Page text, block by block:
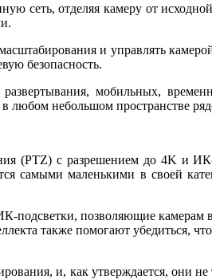
сеть, отделяя камеру от
и управлять
безопасность.
мобильных,
любом небольшом пространстве
(PTZ) с разрешением до 4K и
самыми маленькими в своей
подсветки, позволяющие камерам
также помогают убедиться,
и, как утверждается, они не